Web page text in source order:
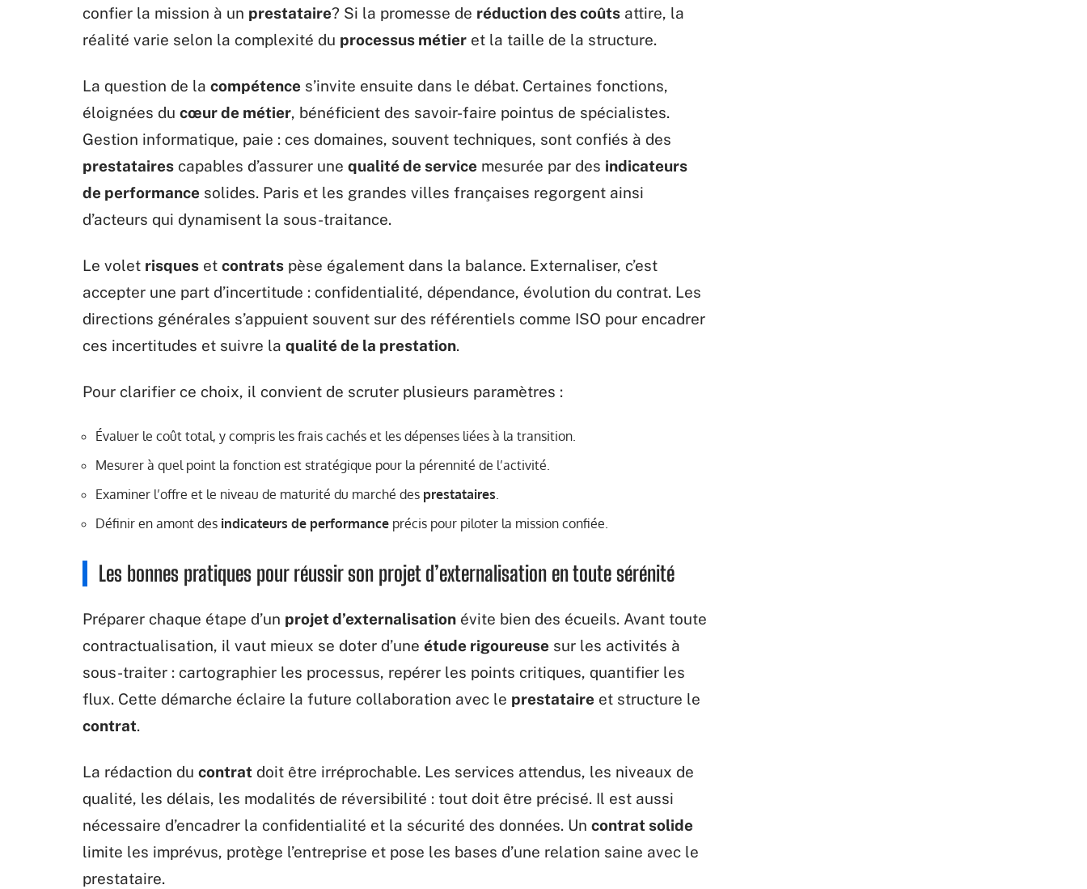
confier la mission à un prestataire? Si la promesse de réduction des coûts attire, la
réalité varie selon la complexité du processus métier et la taille de la structure.
La question de la compétence s’invite ensuite dans le débat. Certaines fonctions,
éloignées du cœur de métier, bénéficient des savoir-faire pointus de spécialistes.
Gestion informatique, paie : ces domaines, souvent techniques, sont confiés à des
prestataires capables d’assurer une qualité de service mesurée par des indicateurs
de performance solides. Paris et les grandes villes françaises regorgent ainsi
d’acteurs qui dynamisent la sous-traitance.
Le volet risques et contrats pèse également dans la balance. Externaliser, c’est
accepter une part d’incertitude : confidentialité, dépendance, évolution du contrat. Les
directions générales s’appuient souvent sur des référentiels comme ISO pour encadrer
ces incertitudes et suivre la qualité de la prestation.
Pour clarifier ce choix, il convient de scruter plusieurs paramètres :
Évaluer le coût total, y compris les frais cachés et les dépenses liées à la transition.
Mesurer à quel point la fonction est stratégique pour la pérennité de l’activité.
Examiner l’offre et le niveau de maturité du marché des prestataires.
Définir en amont des indicateurs de performance précis pour piloter la mission confiée.
Les bonnes pratiques pour réussir son projet d’externalisation en toute sérénité
Préparer chaque étape d’un projet d’externalisation évite bien des écueils. Avant toute
contractualisation, il vaut mieux se doter d’une étude rigoureuse sur les activités à
sous-traiter : cartographier les processus, repérer les points critiques, quantifier les
flux. Cette démarche éclaire la future collaboration avec le prestataire et structure le
contrat.
La rédaction du contrat doit être irréprochable. Les services attendus, les niveaux de
qualité, les délais, les modalités de réversibilité : tout doit être précisé. Il est aussi
nécessaire d’encadrer la confidentialité et la sécurité des données. Un contrat solide
limite les imprévus, protège l’entreprise et pose les bases d’une relation saine avec le
prestataire.